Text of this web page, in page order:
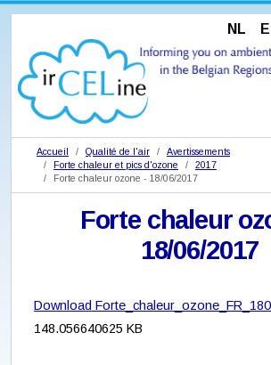
NL
Accueil Qualité de l'air
Avertissements
Forte chaleur et pics d'ozone
2017
Forte chaleur ozone - 18/06/2017
Forte chaleur
18/06/2017
Download
148.056640625 KB